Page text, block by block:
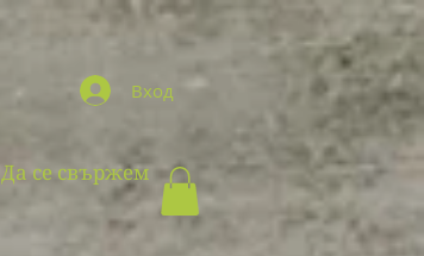
Вход
Да се свържем